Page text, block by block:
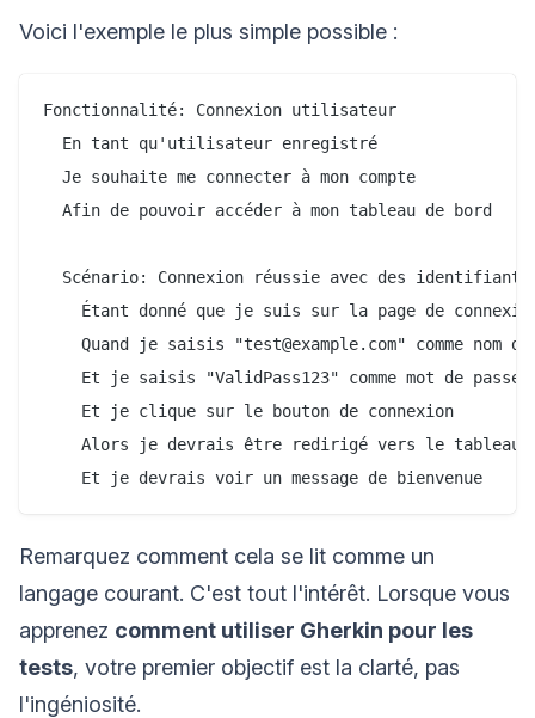
Voici l'exemple le plus simple possible :
Fonctionnalité: Connexion utilisateur
  En tant qu'utilisateur enregistré
  Je souhaite me connecter à mon compte
  Afin de pouvoir accéder à mon tableau de bord
Scénario: Connexion réussie avec des identifiants
Étant donné que je suis sur la page de
Quand je saisis "test@example.com" comme nom
    Et je saisis "ValidPass123" comme mot de passe
    Et je clique sur le bouton de connexion
Alors je devrais être redirigé vers le tableau
Remarquez comment cela se lit comme un
langage courant. C'est tout l'intérêt. Lorsque vous
apprenez comment utiliser Gherkin pour les
tests, votre premier objectif est la clarté, pas
l'ingéniosité.